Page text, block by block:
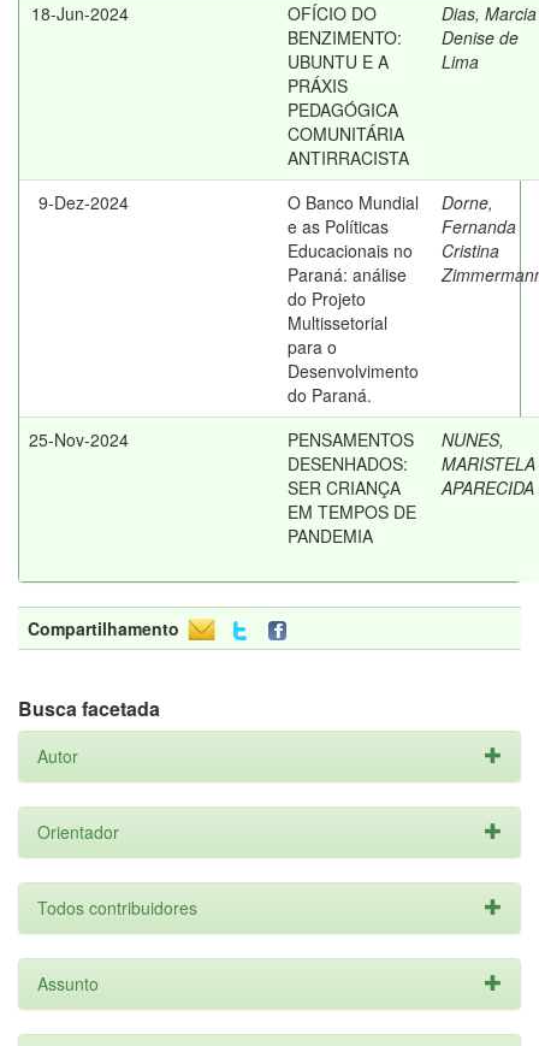
18-Jun-2024
OFÍCIO DO
BENZIMENTO:
UBUNTU E A
PRÁXIS
PEDAGÓGICA
COMUNITÁRIA
ANTIRRACISTA
Dias, Marcia
Denise de
Lima
9-Dez-2024
O Banco Mundial
e as Políticas
Educacionais no
Paraná: análise
do Projeto
Multissetorial
para o
Desenvolvimento
do Paraná.
Dorne,
Fernanda
Cristina
25-Nov-2024
PENSAMENTOS
DESENHADOS:
SER CRIANÇA
EM TEMPOS DE
PANDEMIA
NUNES,
MARISTELA
APARECIDA
Compartilhamento
Busca facetada
Autor
Orientador
Todos contribuidores
Assunto